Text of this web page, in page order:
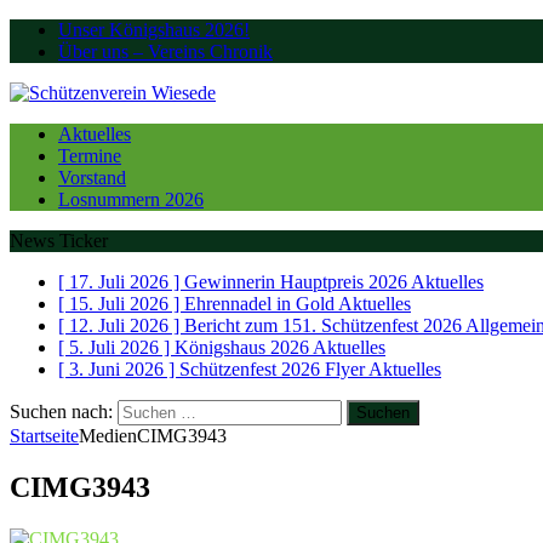
Unser Königshaus 2026!
Über uns – Vereins Chronik
Aktuelles
Termine
Vorstand
Losnummern 2026
News Ticker
[ 17. Juli 2026 ] Gewinnerin Hauptpreis 2026 Aktuelles
[ 15. Juli 2026 ] Ehrennadel in Gold Aktuelles
[ 12. Juli 2026 ] Bericht zum 151. Schützenfest 2026
[ 5. Juli 2026 ] Königshaus 2026 Aktuelles
[ 3. Juni 2026 ] Schützenfest 2026 FlyerAktuelles
Suchen nach:
StartseiteMedienCIMG3943
CIMG3943